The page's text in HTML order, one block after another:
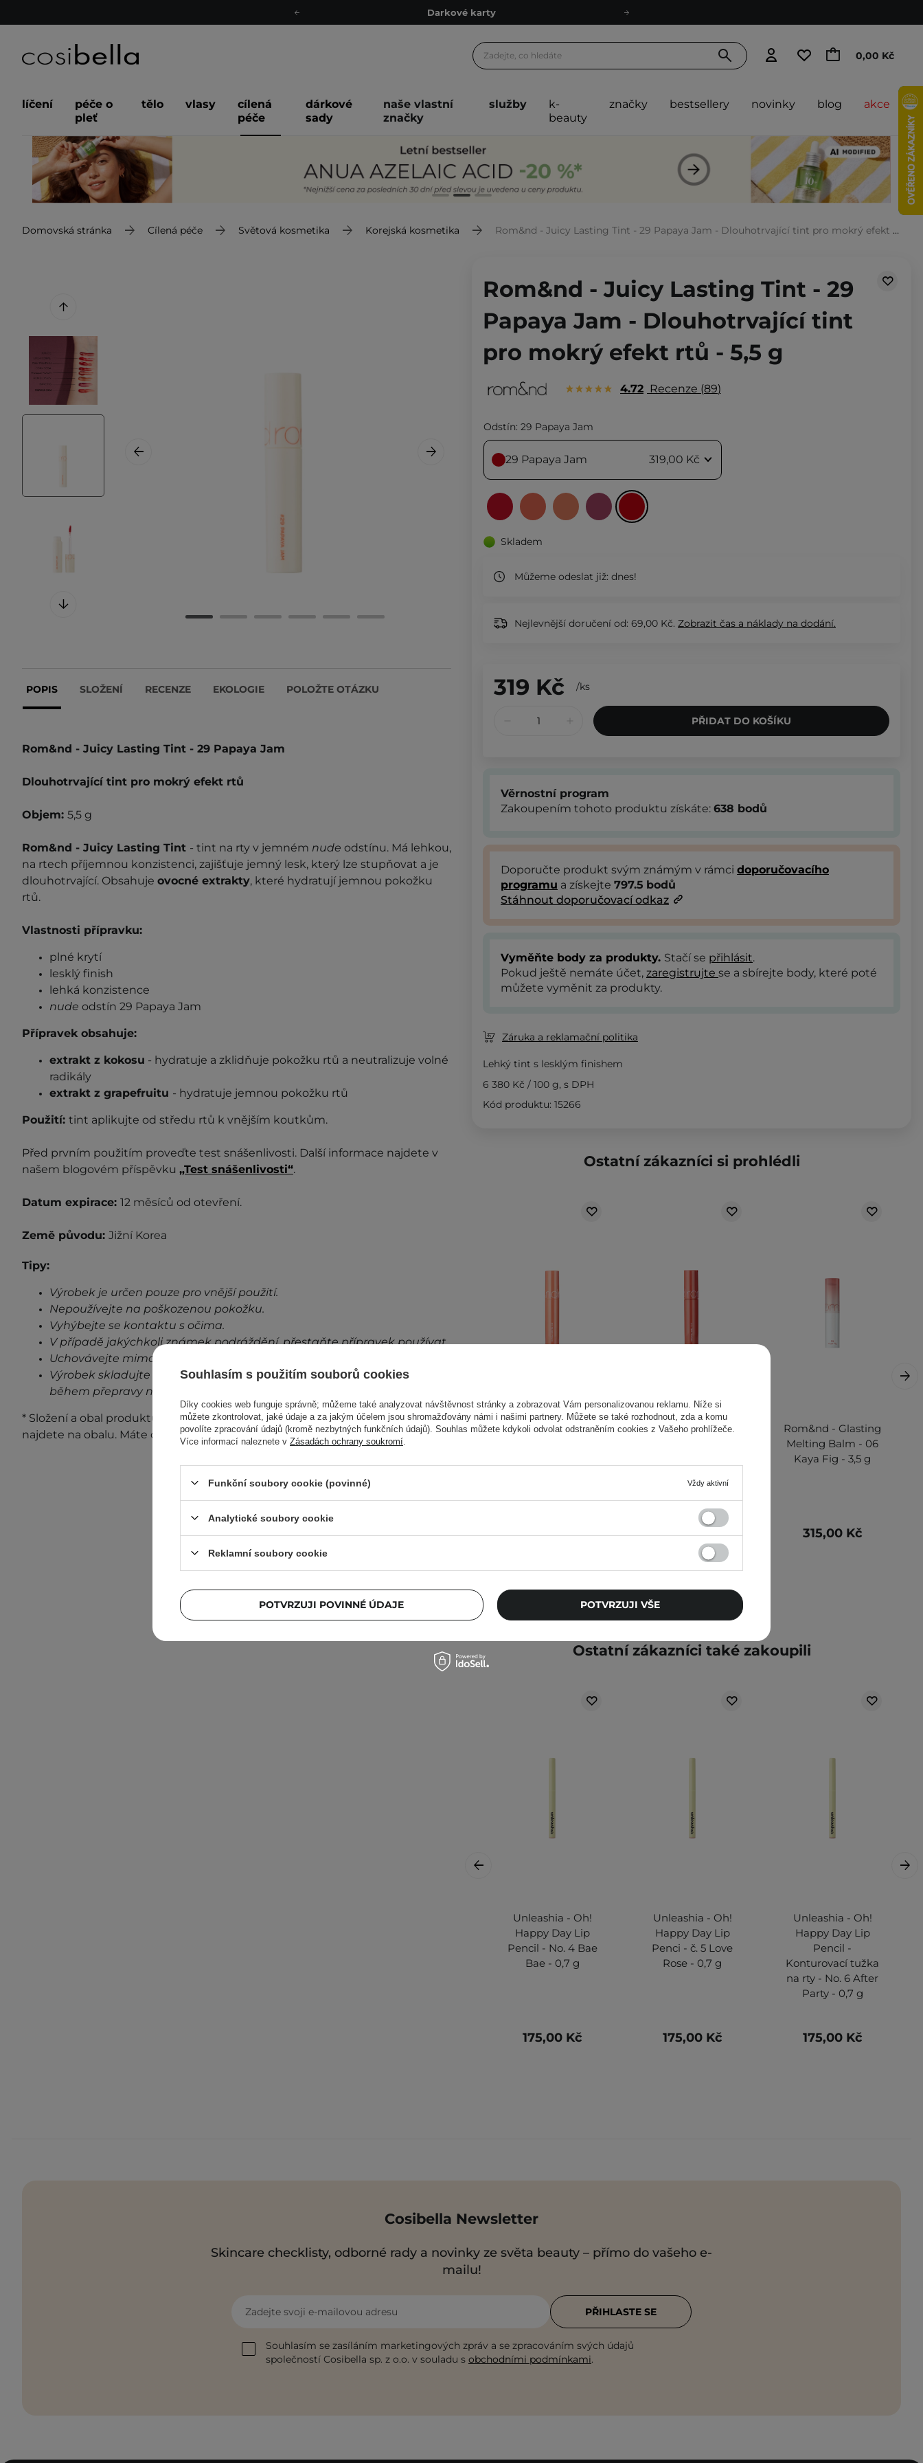
Ekologické balení
Doporučovací Program
Darkové karty
Ekologické balení
0,00 Kč
líčení
péče o
pleť
tělo vlasy
cílená
péče
dárkové
sady
naše vlastní
značky
služby
k-
beauty
značky bestsellery novinky blog akce
Domovská stránka Cílená péče Světová kosmetika Korejská kosmetika Rom&nd - Juicy Lasting Tint - 29 Papaya Jam - Dlouhotrvající tint pro mokrý efekt rtů - 5,5 g
POPIS SLOŽENÍ RECENZE EKOLOGIE POLOŽTE OTÁZKU
Rom&nd - Juicy Lasting Tint - 29 Papaya Jam
Dlouhotrvající tint pro mokrý efekt rtů
Objem: 5,5 g
Rom&nd - Juicy Lasting Tint - tint na rty v jemném nude odstínu. Má lehkou,
na rtech příjemnou konzistenci, zajišťuje jemný lesk, který lze stupňovat a je
dlouhotrvající. Obsahuje ovocné extrakty, které hydratují jemnou pokožku
rtů.
Vlastnosti přípravku:
plné krytí
lesklý finish
lehká konzistence
nude odstín 29 Papaya Jam
Přípravek obsahuje:
extrakt z kokosu - hydratuje a zklidňuje pokožku rtů a neutralizuje volné
radikály
extrakt z grapefruitu - hydratuje jemnou pokožku rtů
Použití: tint aplikujte od středu rtů k vnějším koutkům.
Před prvním použitím proveďte test snášenlivosti. Další informace najdete v
našem blogovém příspěvku „Test snášenlivosti“.
Datum expirace: 12 měsíců od otevření.
Země původu: Jižní Korea
Tipy:
Výrobek je určen pouze pro vnější použití.
Nepoužívejte na poškozenou pokožku.
Vyhýbejte se kontaktu s očima.
V případě jakýchkoli známek podráždění, přestaňte přípravek používat.
Uchovávejte mimo dosah dětí.
Výrobek skladujte při pokojové teplotě na stinném místě. Kolísání teplot
během přepravy neovlivní stabilitu a vlastnosti produktu.
* Složení a obal produktu se mohou měnit. Nejaktuálnější informace vždy
najdete na obalu. Máte otázky?Kontaktujte nás.
Rom&nd - Juicy Lasting Tint - 29
Papaya Jam - Dlouhotrvající tint
pro mokrý efekt rtů - 5,5 g
4.72 Recenze 89
Odstín: 29 Papaya Jam
29 Papaya Jam 319,00 Kč
Skladem
Můžeme odeslat již: dnes!
Nejlevnější doručení od: 69,00 Kč. Zobrazit čas a náklady na dodání.
319 Kč /ks
PŘIDAT DO KOŠÍKU
Věrnostní program
Zakoupením tohoto produktu získáte: 638 bodů
Doporučte produkt svým známým v rámci doporučovacího
programu a získejte 797.5 bodů
Stáhnout doporučovací odkaz
Vyměňte body za produkty. Stačí se přihlásit.
Pokud ještě nemáte účet, zaregistrujte se a sbírejte body, které poté
můžete vyměnit za produkty.
Záruka a reklamační politika
Lehký tint s lesklým finishem
6 380 Kč / 100 g, s DPH
Kód produktu: 15266
Ostatní zákazníci si prohlédli
Rom&nd - Juicy
5,5 g
319,00 Kč
Rom&nd - Juicy
lesklý tint na rty -
5,5 g
319,00 Kč
Rom&nd - Glasting
Melting Balm - 06
Kaya Fig - 3,5 g
315,00 Kč
Ostatní zákazníci také zakoupili
Unleashia - Oh!
Happy Day Lip
Pencil - No. 4 Bae
Bae - 0,7 g
175,00 Kč
Unleashia - Oh!
Happy Day Lip
Penci - č. 5 Love
Rose - 0,7 g
175,00 Kč
Unleashia - Oh!
Happy Day Lip
Pencil -
Konturovací tužka
na rty - No. 6 After
Party - 0,7 g
175,00 Kč
Cosibella Newsletter
Skincare checklisty, odborné rady a novinky ze světa beauty – přímo do vašeho e-
mailu!
Zadejte svoji e-mailovou adresu
Souhlasím se zasíláním marketingových zpráv a se zpracováním svých údajů
společností Cosibella sp. z o.o. v souladu s obchodními podmínkami.
PŘIHLASTE SE
Souhlasím s použitím souborů cookies
Díky cookies web funguje správně; můžeme také analyzovat návštěvnost stránky a zobrazovat Vám personalizovanou reklamu. Níže si
můžete zkontrolovat, jaké údaje a za jakým účelem jsou shromažďovány námi i našimi partnery. Můžete se také rozhodnout, zda a komu
povolíte zpracování údajů (kromě nezbytných funkčních údajů). Souhlas můžete kdykoli odvolat odstraněním cookies z Vašeho prohlížeče.
Více informací naleznete v Zásadách ochrany soukromí
Funkční soubory cookie (povinné) Vždy aktivní
Analytické soubory cookie
Reklamní soubory cookie
POTVRZUJI POVINNÉ ÚDAJE POTVRZUJI VŠE